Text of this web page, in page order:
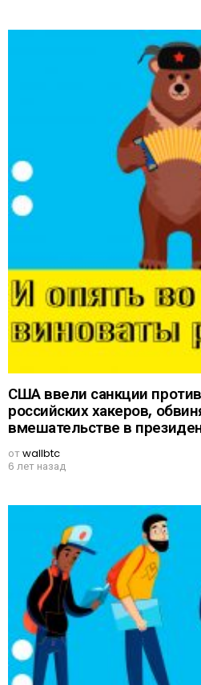
США ввели санкции
российских хакеров,
вмешательстве в
отwallbtc
6 лет назад